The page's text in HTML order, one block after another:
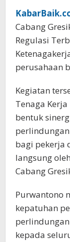
Cabang
Regulasi
perusahaan
Kegiatan
Tenaga
bentuk
bagi pekerja
langsung
Cabang
Purwantono
kepatuhan
kepada